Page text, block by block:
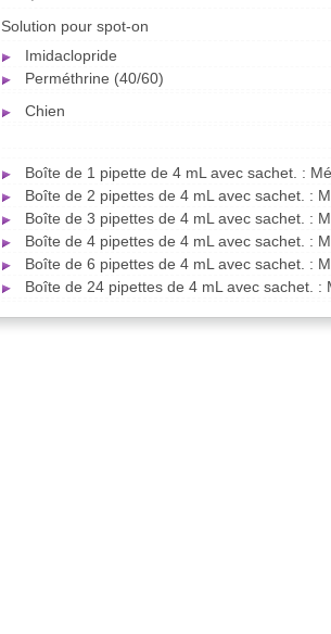
Solution pour spot-on
Imidaclopride
Perméthrine (40/60)
Chien
Boîte de 1 pipette de 4 mL avec sachet. :
Boîte de 2 pipettes de 4 mL avec sachet. :
Boîte de 3 pipettes de 4 mL avec sachet. :
Boîte de 4 pipettes de 4 mL avec sachet. :
Boîte de 6 pipettes de 4 mL avec sachet. :
Boîte de 24 pipettes de 4 mL avec sachet. :